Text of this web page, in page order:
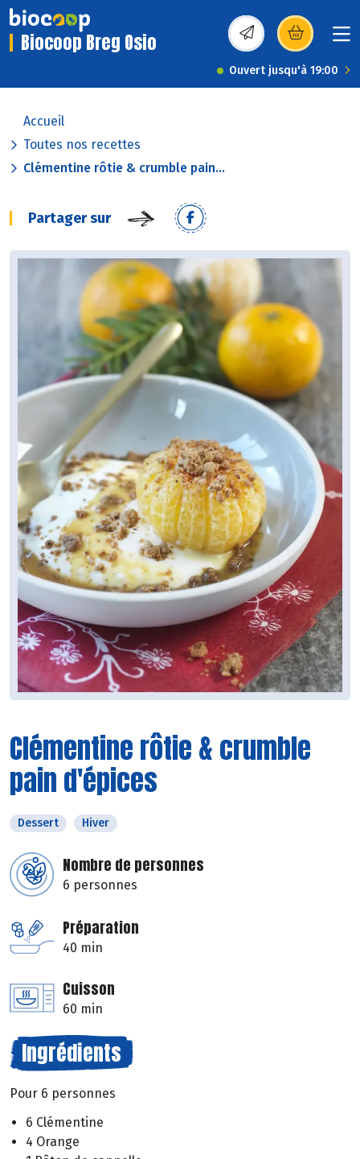
Biocoop Breg Osio (s’ouvre dans une
Ouvert jusqu'à 19:00
Accueil
Toutes nos recettes
Clémentine rôtie & crumble pain...
Partager sur
Clémentine rôtie & crumble
pain d'épices
Dessert Hiver
Nombre de personnes
6 personnes
Préparation
40 min
Cuisson
60 min
Ingrédients
Pour 6 personnes
6 Clémentine
4 Orange